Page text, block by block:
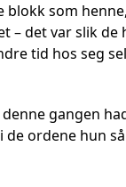
blokk som
– det var slik
tid hos seg
gangen
de ordene hun